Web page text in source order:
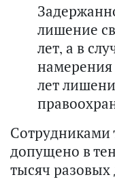
лишение
лет, а в
намерения
лет
Сотрудниками
допущено в
тысяч